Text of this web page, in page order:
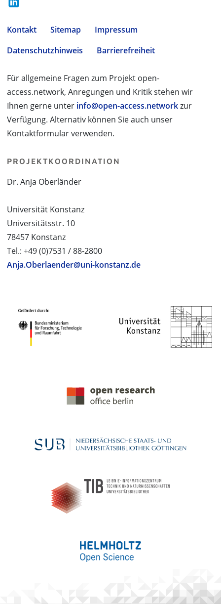
Kontakt Sitemap
Impressum
Datenschutzhinweis
Barrierefreiheit
Für allgemeine Fragen zum Projekt open-
access.network, Anregungen und Kritik stehen wir
Ihnen gerne unter info@open-access.networkzur
Verfügung. Alternativ können Sie auch unser
Kontaktformular verwenden.
PROJEKTKOORDINATION
Dr. Anja Oberländer
Universität Konstanz
Universitätsstr. 10
78457 Konstanz
Tel.: +49 (0)7531 / 88-2800
Anja.Oberlaender@uni-konstanz.de